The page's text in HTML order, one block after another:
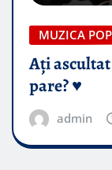
MUZICA
Ați ascultat
pare? ♥️
admin